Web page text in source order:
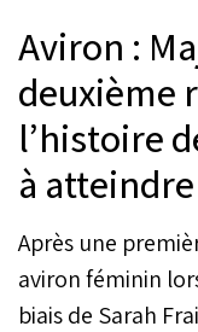
Aviron :
deuxième
l’histoire
à
Après une
aviron féminin
biais de Sarah